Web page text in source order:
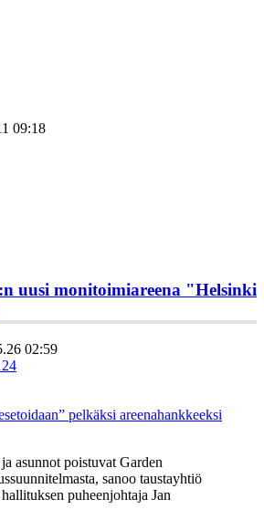
09:18
uusi monitoimiareena "Helsinki
02:59
pelkäksi areenahankkeeksi
asunnot poistuvat Garden
sanoo taustayhtiö
puheenjohtaja Jan